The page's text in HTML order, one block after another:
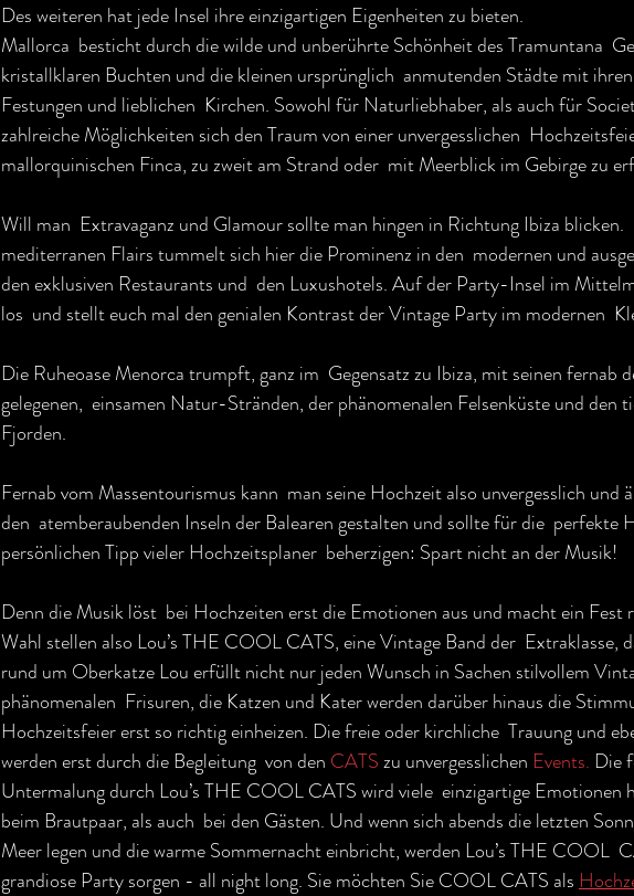
Des weiteren hat jede Insel ihre einzigartigen Eigenheiten zu bieten.
Mallorca  besticht durch die wilde und unberührte Schönheit des Tramuntana
kristallklaren Buchten und die kleinen ursprünglich  anmutenden Städte mit
Festungen und lieblichen  Kirchen. Sowohl für Naturliebhaber, als auch für
zahlreiche Möglichkeiten sich den Traum von einer unvergesslichen
mallorquinischen Finca, zu zweit am Strand oder  mit Meerblick im Gebirge zu
Will man  Extravaganz und Glamour sollte man hingen in Richtung Ibiza blicken.
mediterranen Flairs tummelt sich hier die Prominenz in den  modernen und
den exklusiven Restaurants und  den Luxushotels. Auf der Party-Insel im
los  und stellt euch mal den genialen Kontrast der Vintage Party im modernen
Die Ruheoase Menorca trumpft, ganz im  Gegensatz zu Ibiza, mit seinen fernab
gelegenen,  einsamen Natur-Stränden, der phänomenalen Felsenküste und den
Fjorden.
Fernab vom Massentourismus kann  man seine Hochzeit also unvergesslich und
den  atemberaubenden Inseln der Balearen gestalten und sollte für die  perfekte
persönlichen Tipp vieler Hochzeitsplaner  beherzigen: Spart nicht an der Musik!
Denn die Musik löst  bei Hochzeiten erst die Emotionen aus und macht ein Fest
Wahl stellen also Lou’s THE COOL CATS, eine Vintage Band der  Extraklasse,
rund um Oberkatze Lou erfüllt nicht nur jeden Wunsch in Sachen stilvollem
phänomenalen  Frisuren, die Katzen und Kater werden darüber hinaus die
Hochzeitsfeier erst so richtig einheizen. Die freie oder kirchliche  Trauung und
werden erst durch die Begleitung  von den CATS zu unvergesslichen Events. Die
Untermalung durch Lou’s THE COOL CATS wird viele  einzigartige Emotionen
beim Brautpaar, als auch  bei den Gästen. Und wenn sich abends die letzten
Meer legen und die warme Sommernacht einbricht, werden Lou’s THE COOL
grandiose Party sorgen - all night long. Sie möchten Sie COOL CATS als